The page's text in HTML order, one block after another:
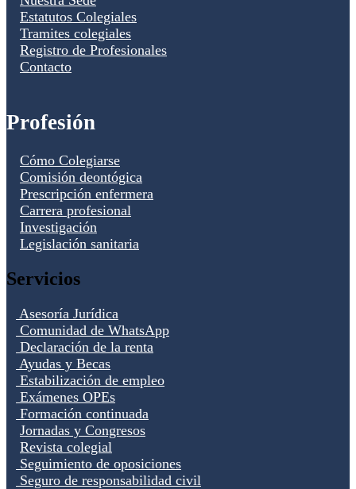
Estatutos Colegiales
Tramites colegiales
Registro de Profesionales
Contacto
Profesión
Cómo Colegiarse
Comisión deontógica
Prescripción enfermera
Carrera profesional
Investigación
Legislación sanitaria
Servicios
Asesoría Jurídica
Comunidad de WhatsApp
Declaración de la renta
Ayudas y Becas
Estabilización de empleo
Exámenes OPEs
Formación continuada
Jornadas y Congresos
Revista colegial
Seguimiento de oposiciones
Seguro de responsabilidad civil